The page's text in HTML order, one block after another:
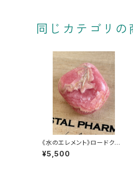
同じカテゴリの
《水のエレメント》ロードクロ
サイトのタンブル【無制限の愛
を解き放つ】
¥5,500